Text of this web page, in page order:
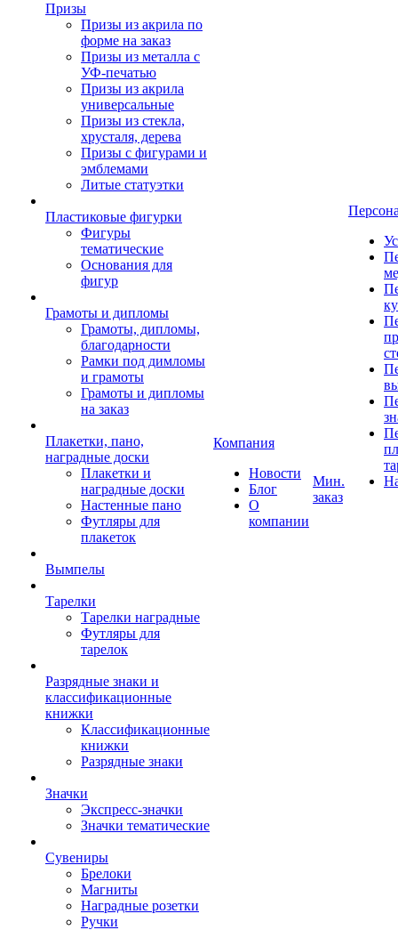
Призы
Призы из акрила по
форме на заказ
Призы из металла с
УФ-печатью
Призы из акрила
универсальные
Призы из стекла,
хрусталя, дерева
Призы с фигурами и
эмблемами
Литые статуэтки
Пластиковые фигурки
Фигуры
тематические
Основания для
фигур
Грамоты и дипломы
Грамоты, дипломы,
благодарности
Рамки под димломы
и грамоты
Грамоты и дипломы
на заказ
Плакетки, пано,
наградные доски
Плакетки и
наградные доски
Настенные пано
Футляры для
плакеток
Вымпелы
Тарелки
Тарелки наградные
Футляры для
тарелок
Разрядные знаки и
классификационные
книжки
Классификационные
книжки
Разрядные знаки
Значки
Экспресс-значки
Значки тематические
Сувениры
Брелоки
Магниты
Наградные розетки
Ручки
Компания
Новости
Блог
О
компании
Мин.
заказ